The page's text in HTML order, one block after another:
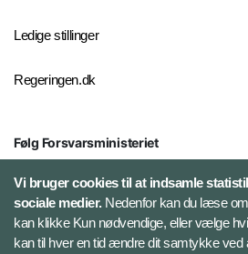
Ledige stillinger
Regeringen.dk
Følg Forsvarsministeriet
X
LinkedIn
Vi bruger cookies til at indsamle
sociale medier.Nedenfor kan du læse
kan klikke Kun nødvendige, eller vælge
kan til hver en tid ændre dit samtykke ved